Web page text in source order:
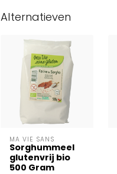
Alternatieven
MA VIE SANS
Sorghummeel
glutenvrij bio
500 Gram